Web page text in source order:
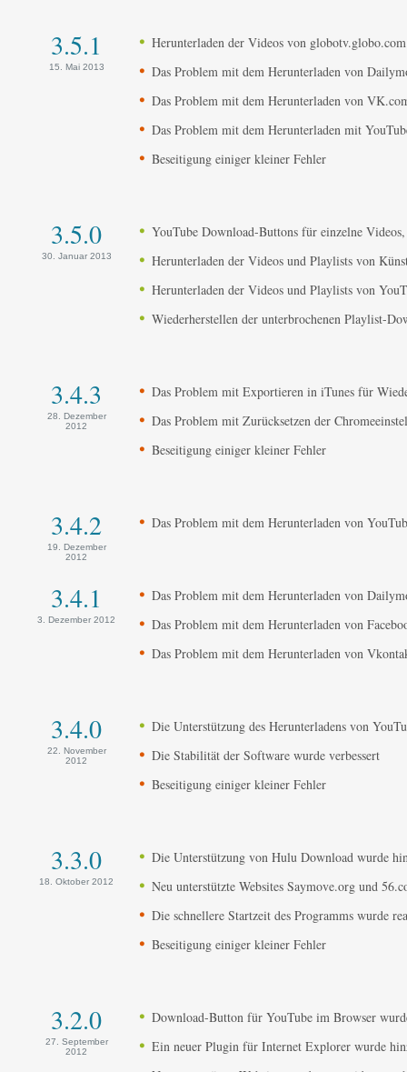
3.5.1
15. Mai 2013
Herunterladen der Videos von
Das Problem mit dem Herunterladen von
Das Problem mit dem Herunterladen von
Das Problem mit dem Herunterladen mit
Beseitigung einiger kleiner Fehler
3.5.0
30. Januar 2013
YouTube Download-Buttons für einzelne
Herunterladen der Videos und Playlists von
Herunterladen der Videos und Playlists von
Wiederherstellen der unterbrochenen Playlist-
3.4.3
28. Dezember
2012
Das Problem mit Exportieren in iTunes für
Das Problem mit Zurücksetzen der
Beseitigung einiger kleiner Fehler
3.4.2
19. Dezember
2012
Das Problem mit dem Herunterladen von
3.4.1
3. Dezember 2012
Das Problem mit dem Herunterladen von
Das Problem mit dem Herunterladen von
Das Problem mit dem Herunterladen von
3.4.0
22. November
2012
Die Unterstützung des Herunterladens von
Die Stabilität der Software wurde verbessert
Beseitigung einiger kleiner Fehler
3.3.0
18. Oktober 2012
Die Unterstützung von Hulu Download wurde
Neu unterstützte Websites Saymove.org und
Die schnellere Startzeit des Programms wurde
Beseitigung einiger kleiner Fehler
3.2.0
27. September
2012
Download-Button für YouTube im Browser
Ein neuer Plugin für Internet Explorer wurde